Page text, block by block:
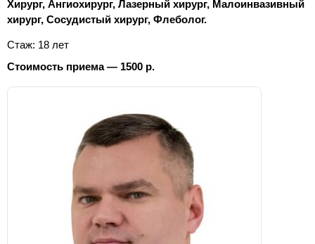
Хирург, Ангиохирург, Лазерный хирург, Малоинвазивный
хирург, Сосудистый хирург, Флеболог.
Стаж: 18 лет
Стоимость приема — 1500 р.